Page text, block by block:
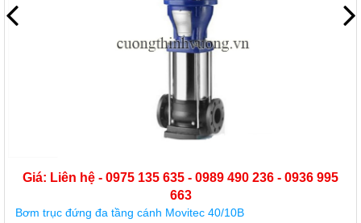
Giá: Liên hệ - 0975 135 635 - 0989 490 236 - 0936 995
663
Bơm trục đứng đa tầng cánh Movitec 40/10B